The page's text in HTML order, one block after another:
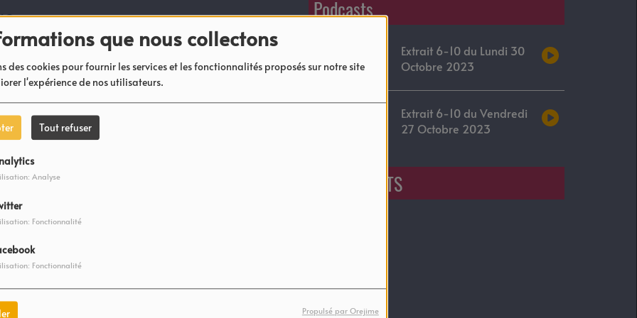
que nous collectons
des cookies pour fournir les services et les fonctionnalités proposés sur notre site
l'expérience de nos utilisateurs.
Tout refuser
Analyse
Fonctionnalité
Fonctionnalité
Propulsé par Orejime
Podcasts
Extrait 6-10 du Lundi 30
Octobre 2023
Extrait 6-10 du Vendredi
27 Octobre 2023
EVENEMENTS